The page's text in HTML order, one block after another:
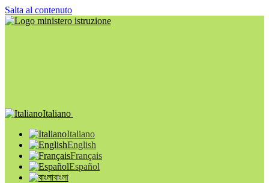
Salta al contenuto
Italiano
Italiano
English
Français
Español
বাংলা